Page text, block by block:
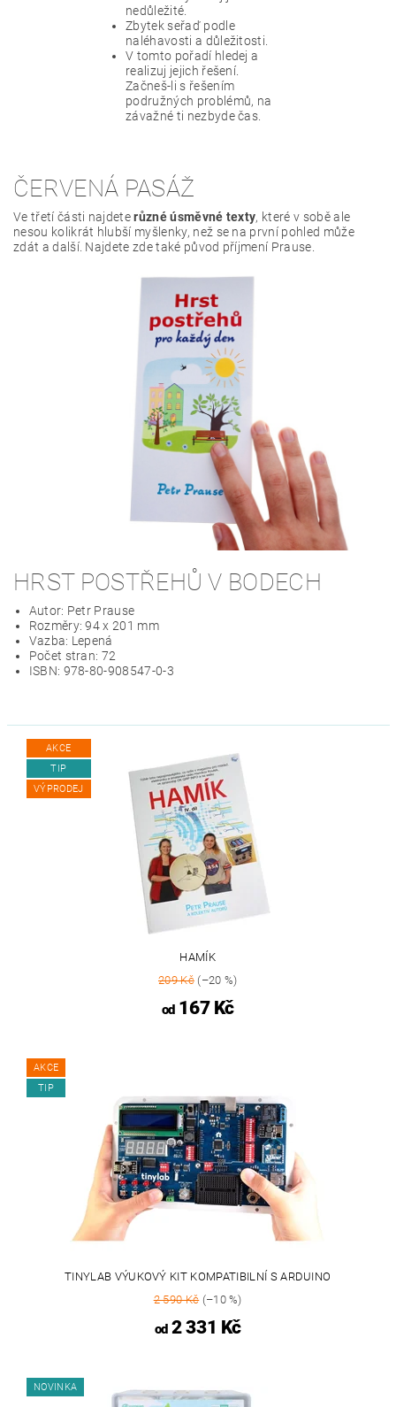
nedůležité.
Zbytek seřaď podle
naléhavosti a důležitosti.
V tomto pořadí hledej a
realizuj jejich řešení.
Začneš-li s řešením
podružných problémů, na
závažné ti nezbyde čas.
ČERVENÁ PASÁŽ
Ve třetí části najdeterůzné úsměvné texty, které v sobě ale
nesou kolikrát hlubší myšlenky, než se na první pohled může
zdát a další. Najdete zde také původ příjmení Prause.
HRST POSTŘEHŮ V BODECH
Autor: Petr Prause
Rozměry: 94 x 201 mm
Vazba: Lepená
Počet stran: 72
ISBN: 978-80-908547-0-3
AKCE
TIP
VÝPRODEJ
HAMÍK
209 Kč(–20 %)
od167 Kč
AKCE
TIP
TINYLAB VÝUKOVÝ KIT KOMPATIBILNÍ S ARDUINO
2 590 Kč(–10 %)
od2 331 Kč
NOVINKA